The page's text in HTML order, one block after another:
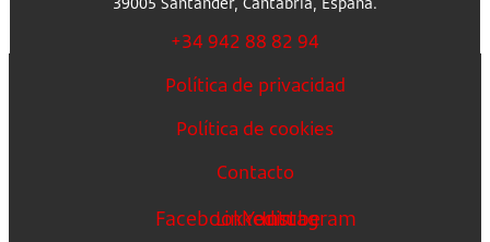
+34 942 88 82 94
Política de privacidad
Política de cookies
Contacto
FacebookLinkedin
Youtube
Instagram